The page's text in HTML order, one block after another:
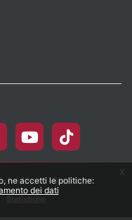
ne accetti le politiche:
dei dati
x
Milano-Bicocca